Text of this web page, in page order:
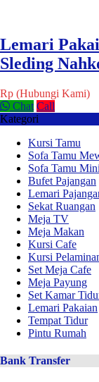
Lemari
Sleding
Rp (Hubungi Kami)
Chat Call
Kategori
Kursi Tamu
Sofa Tamu
Sofa Tamu
Bufet Pajangan
Lemari
Sekat Ruangan
Meja TV
Meja Makan
Kursi Cafe
Kursi
Set Meja Cafe
Meja Payung
Set Kamar
Lemari Pakaian
Tempat Tidur
Pintu Rumah
Bank Transfer